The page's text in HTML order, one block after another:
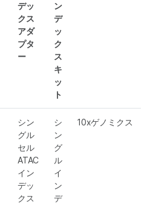
デッ
クス
アダ
プタ
ー
ン
デ
ッ
ク
ス
キ
ッ
ト
シン
グル
セル
ATAC
イン
デッ
クス
シ
ン
グ
ル
イ
ン
デ
10xゲノミクス